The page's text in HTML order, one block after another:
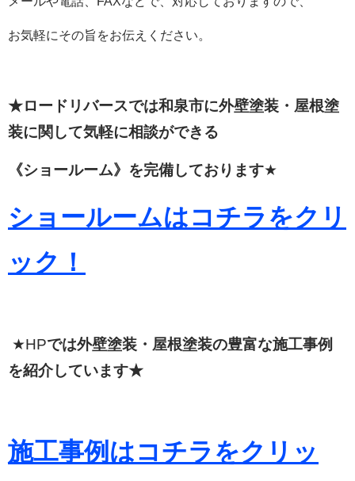
お気軽にその旨をお伝えください。
★ロードリバースでは和泉市に外壁塗装・屋根塗
装に関して気軽に相談ができる
《ショールーム》を完備しております★
ショールームはコチラをクリ
ック！
★HPでは外壁塗装・屋根塗装の豊富な施工事例
を紹介しています★
施工事例はコチラをクリッ